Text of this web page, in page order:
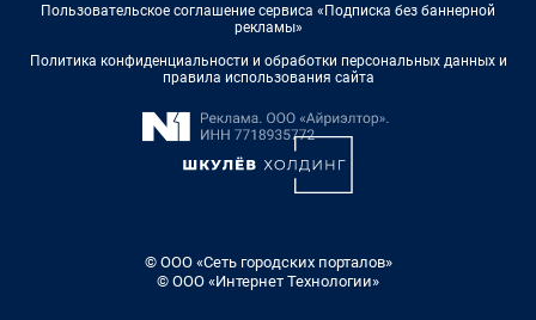
Пользовательское соглашение сервиса «Подписка без баннерной
рекламы»
Политика конфиденциальности и обработки персональных данных и
правила использования сайта
© ООО «Сеть городских порталов»
© ООО «Интернет Технологии»